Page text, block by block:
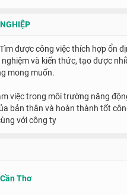
được công việc thích hợp ổn
và kiến thức, tạo được
mong muốn.
việc trong môi trường năng
bản thân và hoàn thành tốt
với công ty
Thơ